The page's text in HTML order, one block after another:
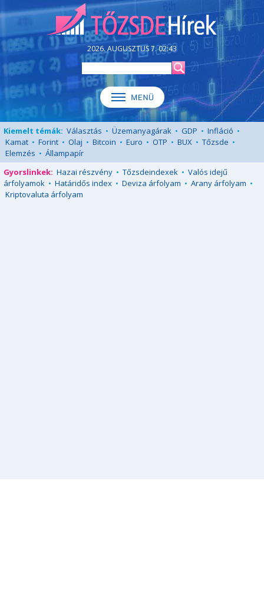
2026. AUGUSZTUS 7. 02:43
Kiemelt témák: Választás • Üzemanyagárak • GDP • Infláció •
Kamat • Forint • Olaj • Bitcoin • Euro • OTP • BUX • Tőzsde •
Elemzés • Állampapír
Gyorslinkek: Hazai részvény • Tőzsdeindexek • Valós idejű
árfolyamok • Határidős index • Deviza árfolyam • Arany árfolyam •
Kriptovaluta árfolyam